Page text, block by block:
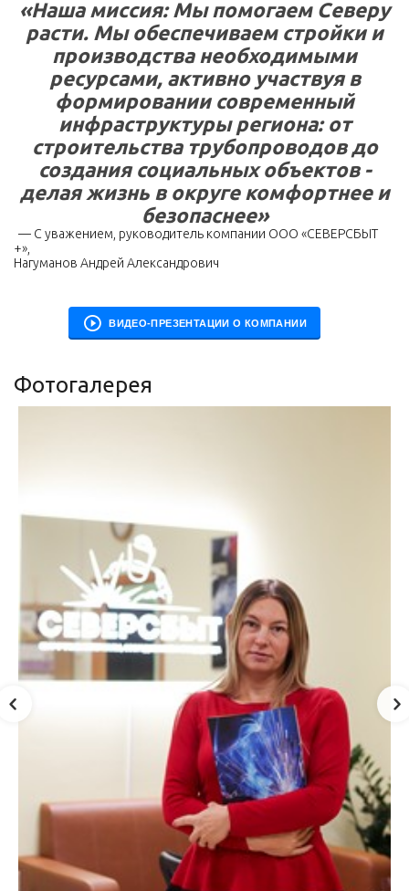
«Наша миссия: Мы помогаем Северу
расти. Мы обеспечиваем стройки и
производства необходимыми
ресурсами, активно участвуя в
формировании современный
инфраструктуры региона: от
строительства трубопроводов до
создания социальных объектов -
делая жизнь в округе комфортнее и
безопаснее»
— С уважением, руководитель компании ООО «СЕВЕРСБЫТ
+»,
Нагуманов Андрей Александрович
ВИДЕО-ПРЕЗЕНТАЦИИ О КОМПАНИИ
Фотогалерея